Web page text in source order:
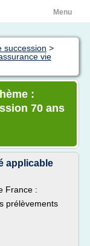
Menu
succession >
vie
:
70 ans
applicable
France :
prélèvements